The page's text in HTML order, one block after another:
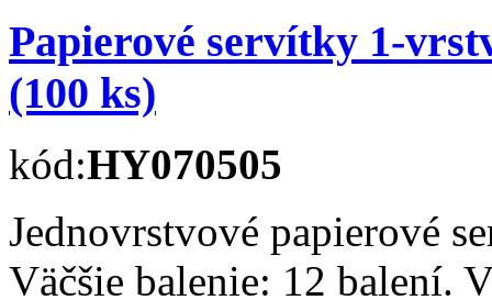
Papierové servítky 1-
(100 ks)
kód:HY070505
Jednovrstvové papierové
Väčšie balenie: 12 balení.